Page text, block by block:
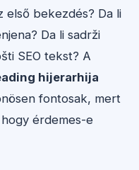
első bekezdés? Da li
Da li sadrži
SEO tekst? A
hijerarhija
fontosak, mert
érdemes-e